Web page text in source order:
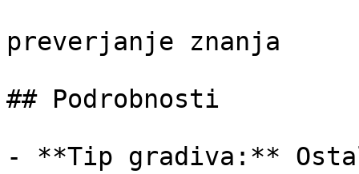
preverjanje znanja
## Podrobnosti
- **Tip gradiva:**